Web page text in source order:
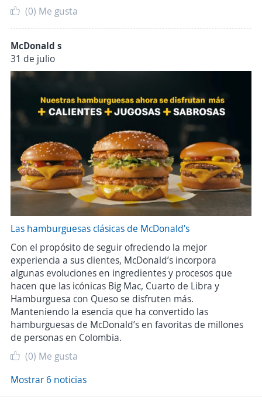
(0) Me gusta
McDonald s
31 de julio
Las hamburguesas clásicas de McDonald's
Con el propósito de seguir ofreciendo la mejor
experiencia a sus clientes, McDonald’s incorpora
algunas evoluciones en ingredientes y procesos que
hacen que las icónicas Big Mac, Cuarto de Libra y
Hamburguesa con Queso se disfruten más.
Manteniendo la esencia que ha convertido las
hamburguesas de McDonald’s en favoritas de millones
de personas en Colombia.
(0) Me gusta
Mostrar 6 noticias